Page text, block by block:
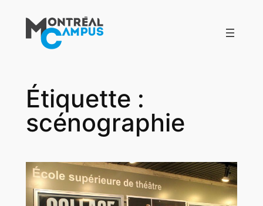
contenu
Étiquette :
scénographie